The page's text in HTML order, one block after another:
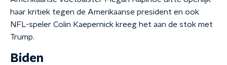
haar kritiek tegen de Amerikaanse president en ook
NFL-speler Colin Kaepernick kreeg het aan de stok met
Trump.
Biden